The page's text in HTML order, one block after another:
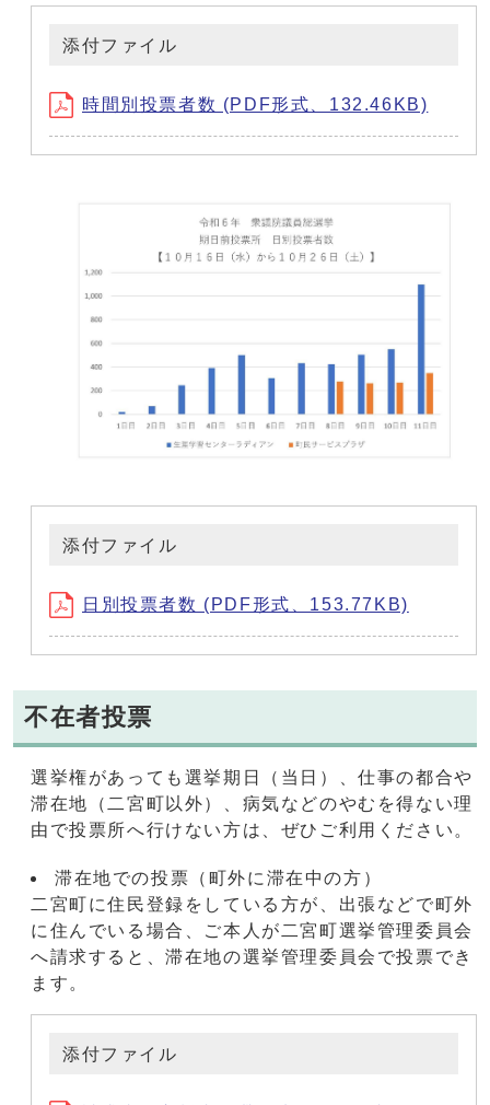
添付ファイル
時間別投票者数 (PDF形式、132.46KB)
添付ファイル
日別投票者数 (PDF形式、153.77KB)
不在者投票
選挙権があっても選挙期日（当日）、仕事の都合や
滞在地（二宮町以外）、病気などのやむを得ない理
由で投票所へ行けない方は、ぜひご利用ください。
滞在地での投票（町外に滞在中の方）
二宮町に住民登録をしている方が、出張などで町外
に住んでいる場合、ご本人が二宮町選挙管理委員会
へ請求すると、滞在地の選挙管理委員会で投票でき
ます。
添付ファイル